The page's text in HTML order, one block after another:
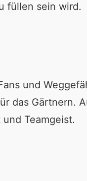
füllen sein wird.
und
das Gärtnern.
Teamgeist.